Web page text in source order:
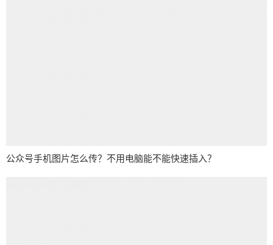
公众号手机图片怎么传？不用电脑能不能快速插入？